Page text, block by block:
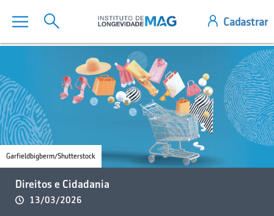
Garfieldbigberm/Shutterstock
Direitos e Cidadania
13/03/2026